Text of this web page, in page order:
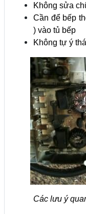
Không sửa
Cần để bếp
) vào tủ bếp
Không tự ý
Các lưu ý